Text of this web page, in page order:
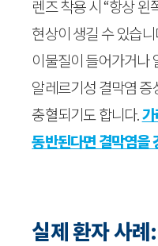
렌즈 착용 시 “항상 왼
현상이 생길 수 있습
이물질이 들어가거나
알레르기성 결막염
충혈되기도 합니다.
동반된다면 결막염을
실제 환자 사